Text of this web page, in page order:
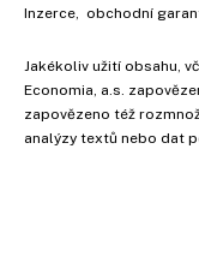
Inzerce , obchodní
Jakékoliv užití obsahu,
Economia, a.s.
zapovězeno též
analýzy textů nebo dat